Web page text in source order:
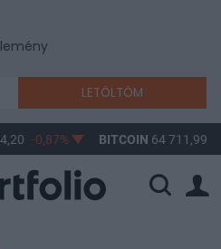
LETÖLTÖM
-0,87% BITCOIN 64 711,99